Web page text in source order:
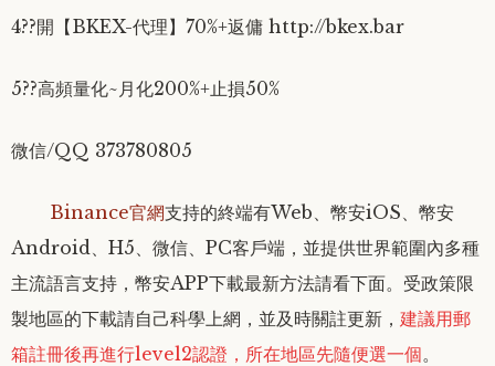
4??開【BKEX-代理】70%+返傭 http://bkex.bar
5??高頻量化~月化200%+止損50%
微信/QQ 373780805
Binance官網支持的終端有Web、幣安iOS、幣安
Android、H5、微信、PC客戶端，並提供世界範圍內多種
主流語言支持 ，幣安APP下載最新方法請看下面。受政策限
製地區的下載請自己科學上網，並及時關註更新， 建議用郵
箱註冊後再進行level2認證，所在地區先隨便選一個。